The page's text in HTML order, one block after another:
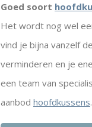
Goed soort
Het wordt nog wel
vind je bijna vanzelf
verminderen en je
een team van
aanbod hoofdkussens.